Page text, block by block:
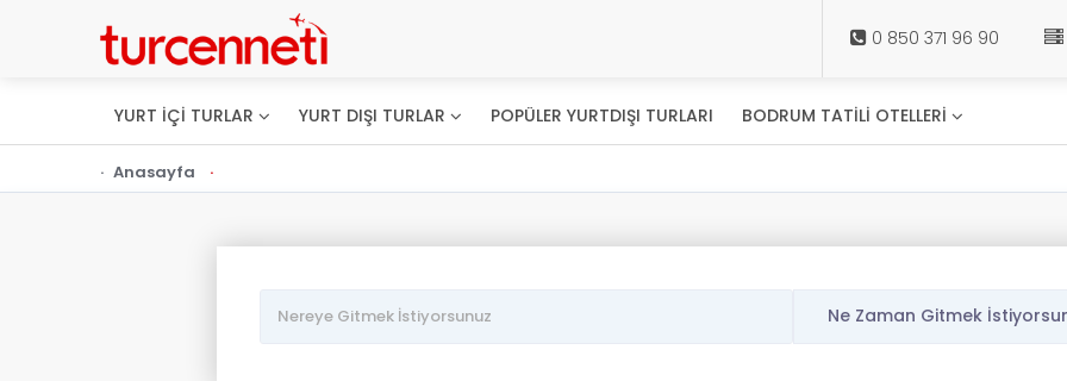
0 850 371 96 90
YURT İÇİ TURLAR YURT DIŞI TURLAR POPÜLER YURTDIŞI TURLARI BODRUM TATİLİ OTELLERİ
Anasayfa
Ne Zaman Gitmek